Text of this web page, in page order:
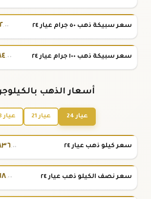
سعر سبيكة ذهب ٥٠ جرام عيار ٢٤ .٠٠
سعر سبيكة ذهب ١٠٠ جرام عيار ٢٤ .٠٠
أسعار الذهب
عيار 24 عيار 21 عيار 18
سعر كيلو ذهب عيار ٢٤ .٠٠
سعر نصف الكيلو ذهب عيار ٢٤ .٠٠